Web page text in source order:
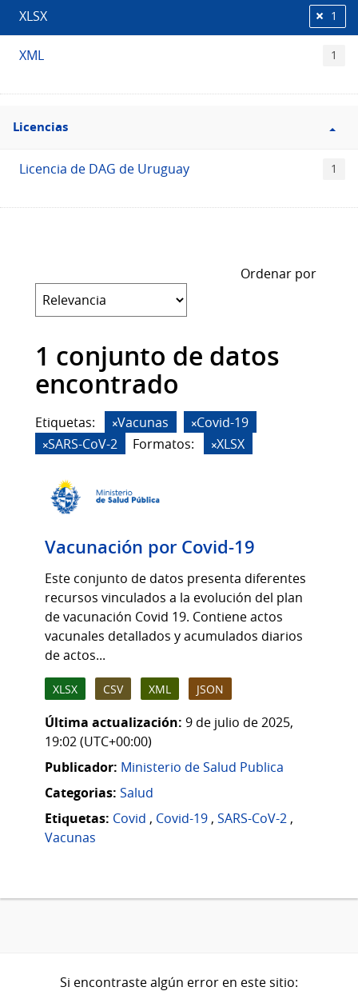
XLSX 1
XML 1
Filtro
Licencias
Licencias
Licencia de DAG de Uruguay 1
Ordenar por
1 conjunto de datos
encontrado
Etiquetas: Vacunas
Covid-19
SARS-CoV-2
Formatos: XLSX
Vacunación por Covid-19
Este conjunto de datos presenta diferentes
recursos vinculados a la evolución del plan
de vacunación Covid 19. Contiene actos
vacunales detallados y acumulados diarios
de actos...
XLSX CSV XML JSON
Última actualización: 9 de julio de 2025,
19:02 (UTC+00:00)
Publicador: Ministerio de Salud Publica
Categorias: Salud
Etiquetas: Covid , Covid-19 , SARS-CoV-2 ,
Vacunas
Si encontraste algún error en este sitio: